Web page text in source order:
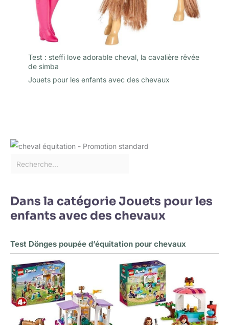
Test : steffi love adorable cheval, la cavalière rêvée
de simba
Jouets pour les enfants avec des chevaux
Dans la catégorie Jouets pour les
enfants avec des chevaux
Test Dönges poupée d’équitation pour chevaux